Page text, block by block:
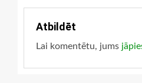
Atbildēt
Lai komentētu, jums